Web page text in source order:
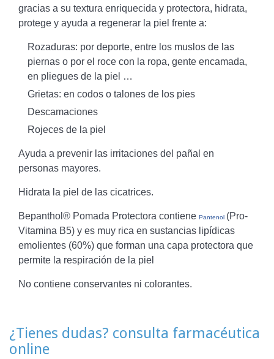
gracias a su textura enriquecida y protectora, hidrata,
protege y ayuda a regenerar la piel frente a:
Rozaduras: por deporte, entre los muslos de las
piernas o por el roce con la ropa, gente encamada,
en pliegues de la piel …
Grietas: en codos o talones de los pies
Descamaciones
Rojeces de la piel
Ayuda a prevenir las irritaciones del pañal en
personas mayores.
Hidrata la piel de las cicatrices.
Bepanthol® Pomada Protectora contiene Pantenol (Pro-
Vitamina B5) y es muy rica en sustancias lipídicas
emolientes (60%) que forman una capa protectora que
permite la respiración de la piel
No contiene conservantes ni colorantes.
¿Tienes dudas? consulta farmacéutica
online